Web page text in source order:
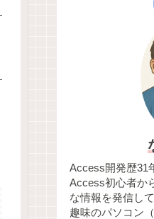
Access開発歴31
Access初心者か
な情報を発信し
趣味のパソコン